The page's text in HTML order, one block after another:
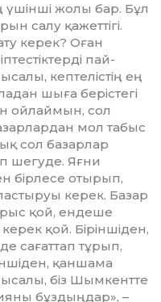
үшінші жолы бар. Бұл
салу қажеттігі.
керек? Оған
пай­
кептелістің ең
шыға берістегі
ойлаймын, сол
мол табыс
сол базарлар
шегуде. Яғни
бірлесе отырып,
керек. Базар
қой, ендеше
қой. Біріншіден,
сағаттап тұрып,
қаншама
біз Шымкентте
бұздыңдар», –